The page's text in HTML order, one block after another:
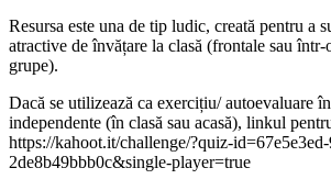
Resursa este una de tip ludic, creată pentru a
atractive de învățare la clasă (frontale sau
grupe).
Dacă se utilizează ca exercițiu/ autoevaluare
independente (în clasă sau acasă), linkul
https://kahoot.it/challenge/?quiz-
2de8b49bbb0c&single-player=true